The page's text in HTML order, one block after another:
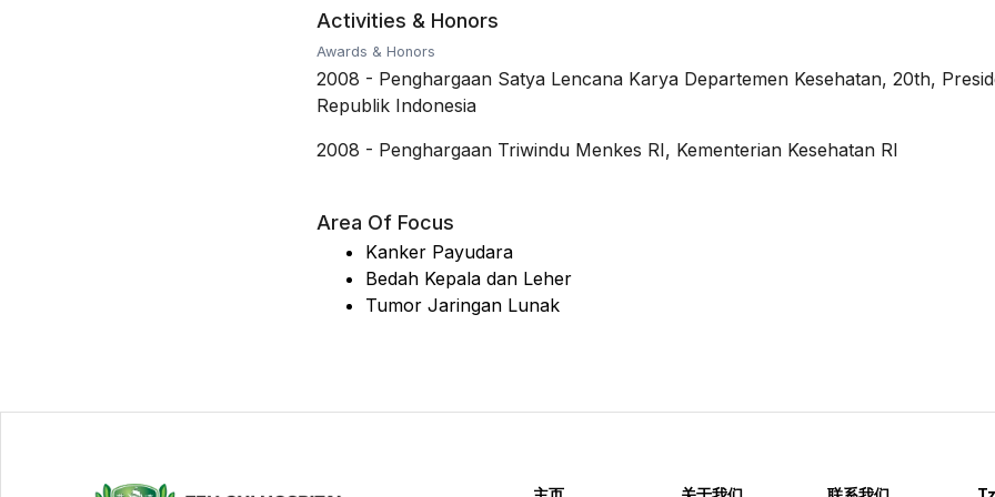
Activities & Honors
Awards & Honors
2008 - Penghargaan Satya Lencana Karya Departemen Kesehatan, 20th,
Republik Indonesia
2008 - Penghargaan Triwindu Menkes RI, Kementerian Kesehatan RI
Area Of Focus
Kanker Payudara
Bedah Kepala dan Leher
Tumor Jaringan Lunak